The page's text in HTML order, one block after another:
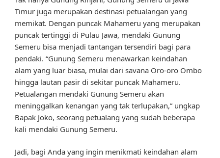
Timur juga merupakan destinasi petualangan yang
memikat. Dengan puncak Mahameru yang merupakan
puncak tertinggi di Pulau Jawa, mendaki Gunung
Semeru bisa menjadi tantangan tersendiri bagi para
pendaki. “Gunung Semeru menawarkan keindahan
alam yang luar biasa, mulai dari savana Oro-oro Ombo
hingga lautan pasir di sekitar puncak Mahameru.
Petualangan mendaki Gunung Semeru akan
meninggalkan kenangan yang tak terlupakan,” ungkap
Bapak Joko, seorang petualang yang sudah beberapa
kali mendaki Gunung Semeru.
Jadi, bagi Anda yang ingin menikmati keindahan alam